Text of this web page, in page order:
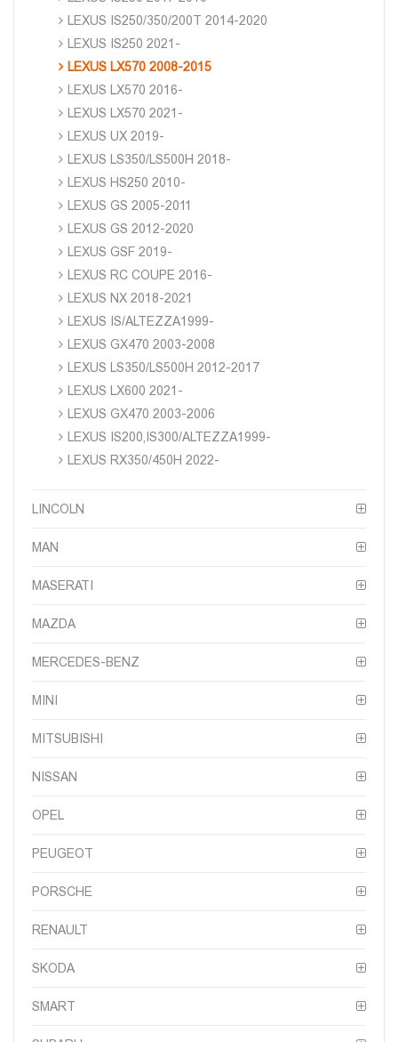
LEXUS IS250/350/200T 2014-2020
LEXUS IS250 2021-
LEXUS LX570 2008-2015
LEXUS LX570 2016-
LEXUS LX570 2021-
LEXUS UX 2019-
LEXUS LS350/LS500H 2018-
LEXUS HS250 2010-
LEXUS GS 2005-2011
LEXUS GS 2012-2020
LEXUS GSF 2019-
LEXUS RC COUPE 2016-
LEXUS NX 2018-2021
LEXUS IS/ALTEZZA1999-
LEXUS GX470 2003-2008
LEXUS LS350/LS500H 2012-2017
LEXUS LX600 2021-
LEXUS GX470 2003-2006
LEXUS IS200,IS300/ALTEZZA1999-
LEXUS RX350/450H 2022-
LINCOLN
MAN
MASERATI
MAZDA
MERCEDES-BENZ
MINI
MITSUBISHI
NISSAN
OPEL
PEUGEOT
PORSCHE
RENAULT
SKODA
SMART